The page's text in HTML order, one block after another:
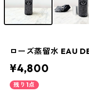
ローズ蒸留水 EAU
¥4,800
残り1点